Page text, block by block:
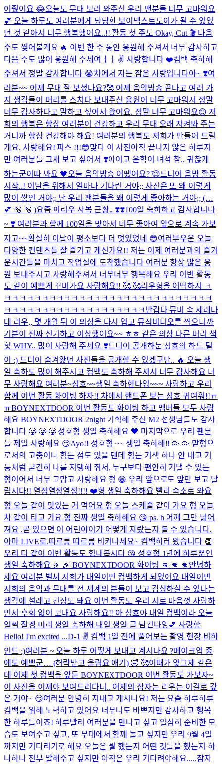
어줬어요 😂오늘도 무대 보러 와주신 우리 팬분들 너무 고마워요
💕 오늘 하루도 여러분에게 당당한 보이넥스트도어가 될 수 있었
던 것 같아서 너무 행복했어요..!! 활동 첫 주도 Okay, Cut 🎬 다음
주도 찢어볼게요 🔥 이번 한 주 동안 응원해 주셔서 너무 감사하고
다음 주도 많이 응원해 주세여ㅓㅓ ✌️ 사랑합니다 ❤️컴백 축하해
주셔서 정말 감사합니다 😭차에서 자는 잠은 사랑입니다아~ ❣️여
러분~~ 어제 무대 잘 보셨나요?🥰 어제 음악방송 끝나고 여러 가
지 생각들이 머리를 스치다 보내주신 응원이 너무 고마워서 정말
너무 감사하다고 말하고 싶어서 왔어요. 정말 너무 고마워요😊 저
희의 행복은 항상 여러분이 건강하고 우리 무대 오래 지켜봐 주는
거니까 항상 건강해야 해요! 여러분의 행복도 저희가 만들어 드릴
게요. 사랑해요! 피스 !!!😎맞다 이 사진아직 끝나지 않은 하루지
만 여러분들 그새 보고 싶어서 ❣️아이고 운학이 녀석 참.. 귀찮게
하는군이따 봐요 🖤 오늘 음악방송 어땠어요? ̆̈😉드디어 음방 활동
시작..! 이날을 위해서 얼마나 기다린 거야;; 사진은 또 왜 이렇게
많이 쌓인 거야;; 난 우리 팬분들을 왜 이렇게 좋아하는 거야;; (…
💕 🫧 🫧 )요즘 이리우 사복 근황.. ❣️❣️100일 축하하고 감사합니다
~ ❣️ 여러분과 함께 100일을 맞아서 너무 좋아여 앞으로 계속 가보
자고~~확실히 이날이 평소보다 더 멋있었네 😎여러부우운 오늘
다양한 컨텐츠들 잘 즐기고 계신가요!! 저는 이제 여러분과의 즐거
운시간들을 마치고 작업실에 도착했습니다 여러분 항상 많은 응
원 보내주시고 사랑해주셔서 너무너무 행복해요 우리 이번 활동
도 같이 예쁘게 꾸며가요 사랑해요!! 🥰 🥰리우형을 어떡하지 ㅋ
ㅋㅋㅋㅋㅋㅋㅋㅋㅋㅋㅋㅋㅋㅋㅋㅋㅋㅋㅋㅋㅋㅋㅋㅋㅋㅋㅋㅋ
ㅋㅋㅋㅋㅋㅋㅋㅋㅋㅋㅋㅋㅋㅋㅋㅋㅋㅋㅋ 반갑다 뮤비 속 세레나
데 리우,, 몇 개월 뒤 이 의상을 다시 입고 뮤직비디오를 찍으니까
기분이 진짜 신기하고 이상했어요~~ ㅎㅎ 같은 의상 다른 머리 색
힣 WHY.. 많이 사랑해 주세요 ❣️드디어 공개하눈 성호의 하드 털
이 :) 드디어 숨겨왔던 사진들을 공개할 수 있겠구만.. 🔥 오늘 생
일 축하도 많이 해주시고 컴백도 축하해 주셔서 너무 감사해요 너
무 사랑해요 여러분~성호~~생일 축하한다잉~~~ 사랑하고 우리
함께 이번 활동 화이팅 하자!! 차에서 핸드폰 보는 성호 귀여워!!ㅠ
ㅠBOYNEXTDOOR 이번 활동도 화이팅 하고 멤버들 모두 사랑
해요 BOYNEXTDOOR 2night 기획해 주신 M2 선생님들도 감사
합니다 🥲 🥲 🥲 성호형 생일 축하해요 🖤 마지막으로 우리 팬분
들 제일 사랑해요 😏Ayo!! 성호형 ~~ 생일 축하해!! 🥳 🥳 맏형으
로서의 고충이나 힘든 점도 있을 텐데 힘든 기색 하나 안 내고 기
둥처럼 굳건히 나를 지탱해 줘서, 누구보다 편안히 기댈 수 있는
형이어서 너무 고맙고 사랑해요 형 😁 우리 앞으로도 앞만 보고 달
립시다!! 열정열정열정!!!! ❤️형 생일 축하해요 빨리 숙소로 와요
형 오늘 같이 맛있는 거 먹어요 형 오늘 스케줄 같이 가요 형 오늘
차 같이 타고 가요 형 진짜 생일 축하해요 😘 ps. h 어깨 그만 넓어
져요 .곧 있으면 이 어린아이가 어떻게 자랐는지 볼 수 있습니다.
아마 LIVE로.따르릉 따르릉 비켜나세요~ 컴백하러 왔습니다 👏
우리 다 같이 이번 활동도 힘내봅시다 😘 성호형 1년에 하루뿐인
생일 축하해요 🎉 🎉 BOYNEXTDOOR 화이팅 👊 👊 👊 안녕하
세요 여러분 벌써 저희가 내일이면 컴백하게 되었어요 내일이면
저희의 음악과 무대를 전 세계의 분들이 보고 감상하실 수 있다는
생각에 설레고 긴장도 돼요 이번 활동도 우리 서로 마음껏 사랑하
면서 후회 없이 보내요 사랑해요!! 아 성호야 내일 컴백이라 오늘
일찍 잘겡 미리 생일 축하해 내일 생일 글 남긴다잉💕 사랑함
Hello! I'm excited ...D-1 ✌️​ 컴백 1일 전에 풀어보는 촬영 현장 비하
인드 :)여러분 ~ 오늘 하루 어떻게 보내고 계시나요 ?메이크업 중
에도 예쁘군… (허락받고 올림요 애기) 🤣 🥰이때가 엊그제 같은
데 이제 첫 컴백을 앞둔 BOYNEXTDOOR 이번 활동도 가보자~
이 사진을 이제야 보여드리다니.. 어제의 잠자는 리우는 이걸로 갚
은 거야~ 😏여러분 안녕히 지내고 계시나요! 저는 요즘 하루하루
컴백을 위해 노력하고 있어요 너무나도 바쁘지만 감사하고 행복
한 하루들이죠! 하루빨리 여러분을 만나고 싶고 열심히 준비한 모
습도 보여주고 싶고, 또 무대에서 함께 놀고 싶지만 우리 9월 4일
까지만 기다리기로 해요 오늘은 뭘 했는지 어떤 것들을 했는지 하
나하나 전부 말해주고 싶지만 아직은 우리 기다려야해요.....잠자